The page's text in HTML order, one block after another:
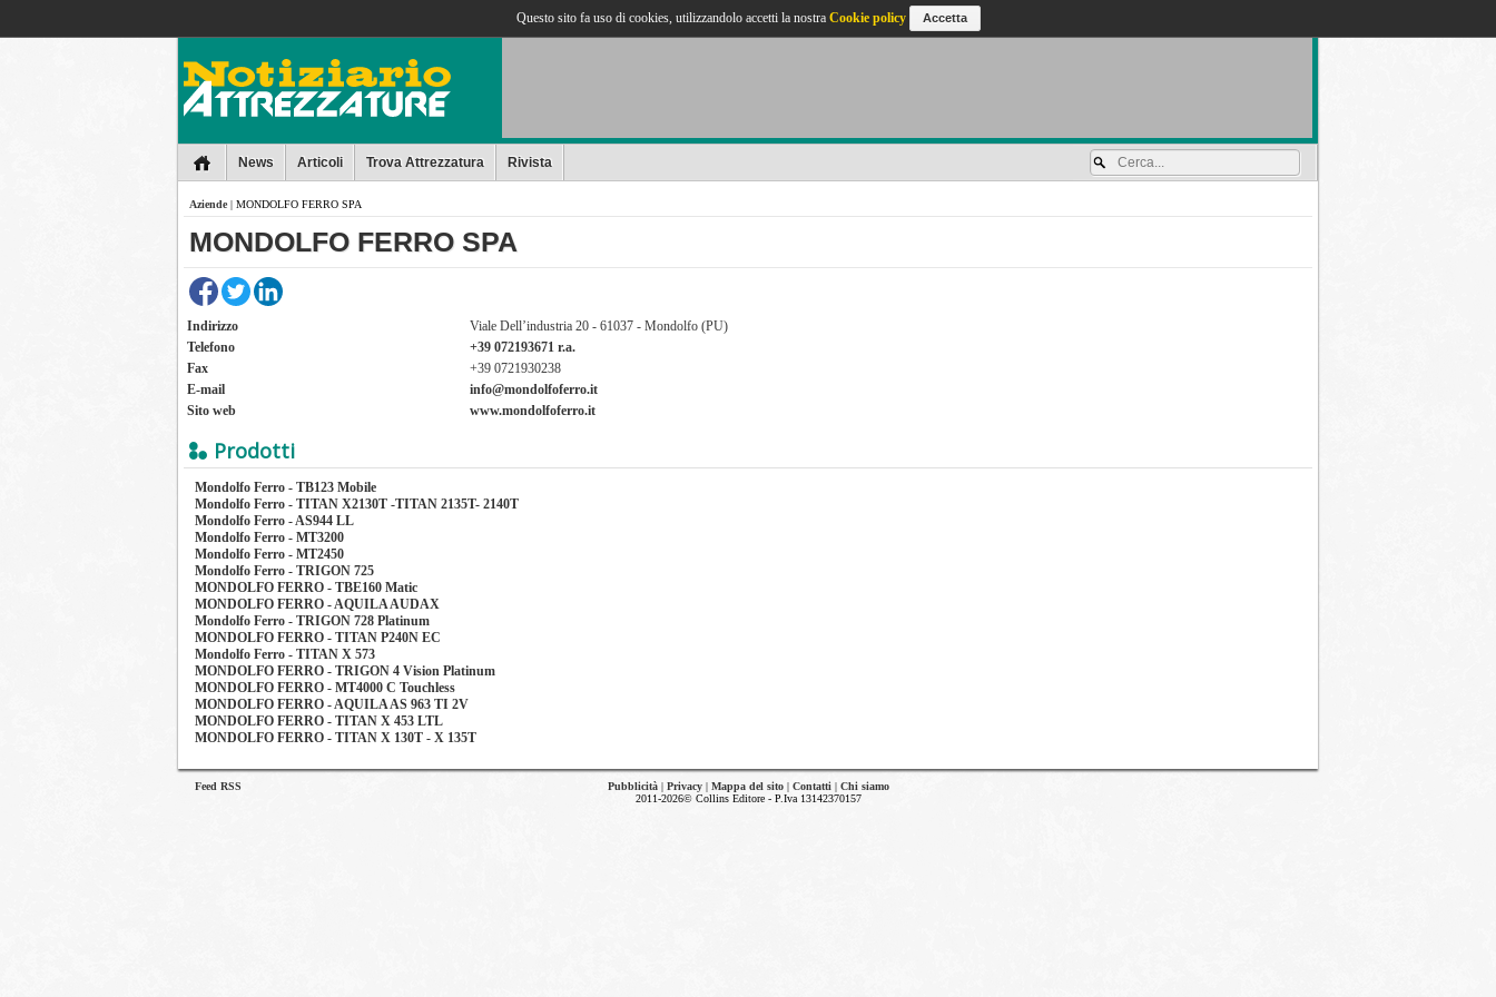
News Articoli Trova Attrezzatura Rivista
Aziende | MONDOLFO FERRO SPA
MONDOLFO FERRO SPA
Indirizzo
Viale Dell’industria 20 - 61037 - Mondolfo (PU)
Telefono
+39 072193671 r.a.
Fax
+39 0721930238
E-mail
info@mondolfoferro.it
Sito web
www.mondolfoferro.it
Prodotti
Mondolfo Ferro - TB123 Mobile
Mondolfo Ferro - TITAN X2130T -TITAN 2135T- 2140T
Mondolfo Ferro - AS944 LL
Mondolfo Ferro - MT3200
Mondolfo Ferro - MT2450
Mondolfo Ferro - TRIGON 725
MONDOLFO FERRO - TBE160 Matic
MONDOLFO FERRO - AQUILA AUDAX
Mondolfo Ferro - TRIGON 728 Platinum
MONDOLFO FERRO - TITAN P240N EC
Mondolfo Ferro - TITAN X 573
MONDOLFO FERRO - TRIGON 4 Vision Platinum
MONDOLFO FERRO - MT4000 C Touchless
MONDOLFO FERRO - AQUILA AS 963 TI 2V
MONDOLFO FERRO - TITAN X 453 LTL
MONDOLFO FERRO - TITAN X 130T - X 135T
Feed RSS Pubblicità| Privacy| Mappa del sito| Contatti| Chi siamo
2011-2026© Collins Editore - P.Iva 13142370157
Questo sito fa uso di cookies, utilizzandolo accetti la nostra Cookie policy Accetta